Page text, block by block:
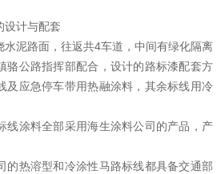
计与配套
泥路面，往返共4车道，中间有绿化隔离
骆公路指挥部配合，设计的路标漆配套方
及应急停车带用热融涂料，其余标线用冷
涂料全部采用海生涂料公司的产品，产
热溶型和冷涂性马路标线都具备交通部